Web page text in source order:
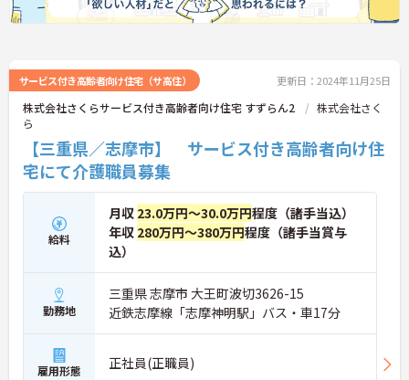
サービス付き高齢者向け住宅（サ高住） 更新日：2024年11月25日
株式会社さくらサービス付き高齢者向け住宅 すずらん2
株式会社さく
ら
【三重県／志摩市】 サービス付き高齢者向け住
宅にて介護職員募集
給料
月収 23.0万円～30.0万円程度（諸手当込）
年収 280万円～380万円程度（諸手当賞与
込）
勤務地
三重県 志摩市 大王町波切3626-15
近鉄志摩線「志摩神明駅」バス・車17分
雇用形態 正社員(正職員)